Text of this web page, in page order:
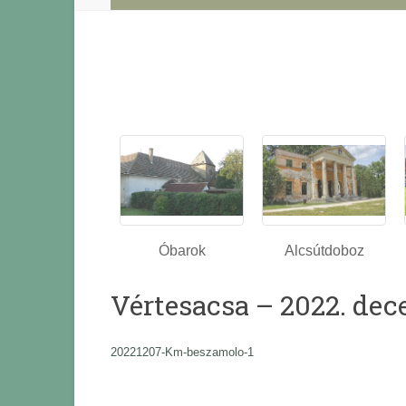
Óbarok Alcsútdoboz
Vértesacsa – 2022.
20221207-Km-beszamolo-1